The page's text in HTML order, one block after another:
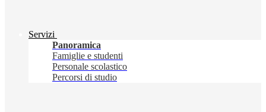
Servizi
Panoramica
Famiglie e studenti
Personale scolastico
Percorsi di studio